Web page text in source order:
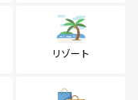
リゾート